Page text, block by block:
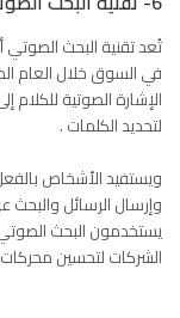
تُعد تقنية البحث الصوتي
في السوق خلال العام
الإشارة الصوتية
لتحديد الكلمات .
ويستفيد الأشخاص
وإرسال الرسائل والبحث
يستخدمون البحث
الشركات لتحسين